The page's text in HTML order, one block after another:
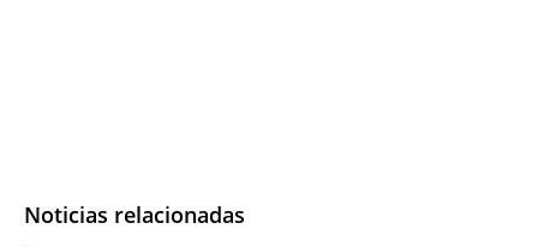
Noticias relacionadas